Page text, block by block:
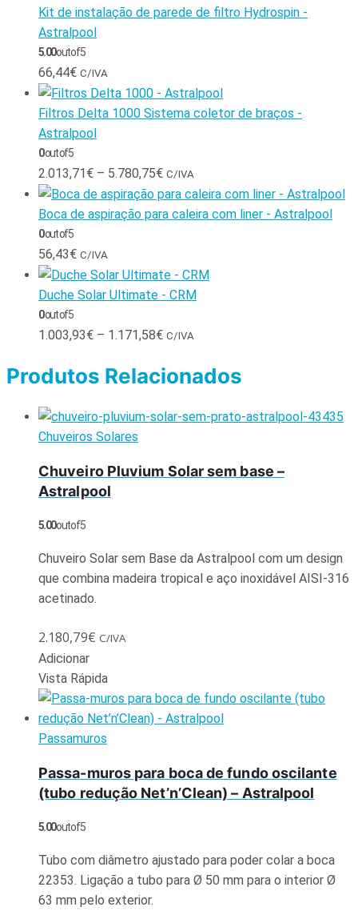
Kit de instalação de parede de filtro Hydrospin -
Astralpool
5.00out of 5
66,44€ C/IVA
Filtros Delta 1000 Sistema coletor de braços -
Astralpool
0out of 5
2.013,71€ – 5.780,75€ C/IVA
Boca de aspiração para caleira com liner - Astralpool
0out of 5
56,43€ C/IVA
Duche Solar Ultimate - CRM
0out of 5
1.003,93€ – 1.171,58€ C/IVA
Produtos Relacionados
Chuveiros Solares
Chuveiro Pluvium Solar sem base –
Astralpool
5.00out of 5
Chuveiro Solar sem Base da Astralpool com um design
que combina madeira tropical e aço inoxidável AISI-316
acetinado.
2.180,79€ C/IVA
Adicionar
Vista Rápida
Passamuros
Passa-muros para boca de fundo oscilante
(tubo redução Net’n’Clean) – Astralpool
5.00out of 5
Tubo com diâmetro ajustado para poder colar a boca
22353. Ligação a tubo para Ø 50 mm para o interior Ø
63 mm pelo exterior.